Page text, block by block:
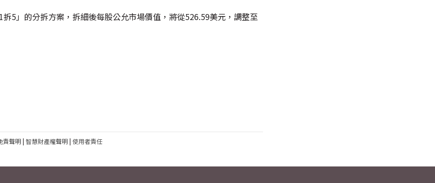
5」的分拆方案，拆細後每股公允市場價值，將從526.59美元，調整至
責聲明| 智慧財產權聲明| 使用者責任